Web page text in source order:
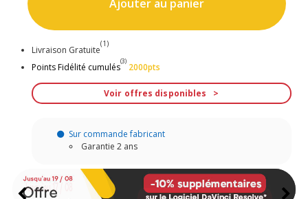
Ajouter au panier
Livraison Gratuite
(1)
Points Fidélité cumulés
(3)
2000pts
Voir offres disponibles
Sur commande fabricant
Garantie 2 ans